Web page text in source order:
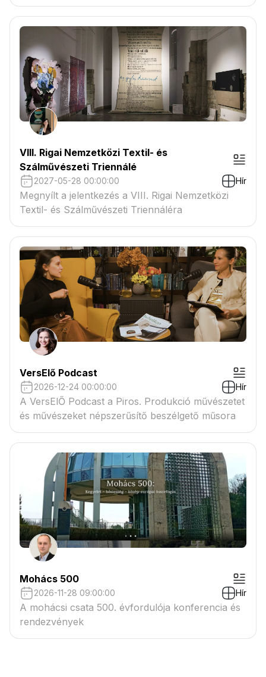
VIII. Rigai Nemzetközi Textil- és
Szálművészeti Triennálé
2027-05-28 00:00:00 Hír
Megnyílt a jelentkezés a VIII. Rigai Nemzetközi
Textil- és Szálművészeti Triennáléra
VersElő Podcast
2026-12-24 00:00:00 Hír
A VersElŐ Podcast a Piros. Produkció művészetet
és művészeket népszerűsítő beszélgető műsora
Mohács 500
2026-11-28 09:00:00 Hír
A mohácsi csata 500. évfordulója konferencia és
rendezvények